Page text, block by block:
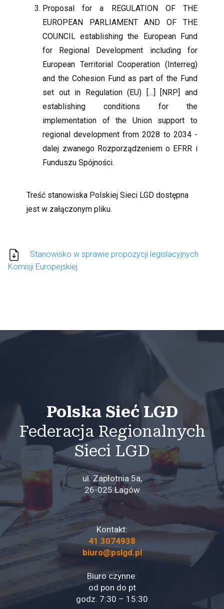
Proposal for a REGULATION OF THE
EUROPEAN PARLIAMENT AND OF THE
COUNCIL establishing the European Fund
for Regional Development including for
European Territorial Cooperation (Interreg)
and the Cohesion Fund as part of the Fund
set out in Regulation (EU) […] [NRP] and
establishing conditions for the
implementation of the Union support to
regional development from 2028 to 2034 -
dalej zwanego Rozporządzeniem o EFRR i
Funduszu Spójności.
Treść stanowiska Polskiej Sieci LGD dostępna
jest w załączonym pliku.
Stanowisko w sprawie propozycji legislacyjnych
Komisji Europejskiej
Polska Sieć LGD
Federacja Regionalnych
Sieci LGD
ul. Zapłotnia 5a,
26-025 Łagów
Kontakt:
41 3074938
biuro@pslgd.pl
Biuro czynne:
od pon do pt
godz. 7:30 – 15:30